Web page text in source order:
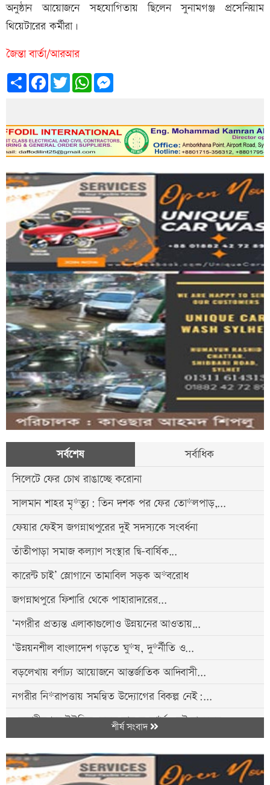
অনুষ্ঠান আয়োজনে সহযোগিতায় ছিলেন সুনামগঞ্জ প্রসেনিয়াম
থিয়েটারের কর্মীরা।
জৈন্তা বার্তা/আরআর
Share FacebookTwitterWhatsApp
সর্বশেষ
সর্বাধিক
সিলেটে ফের চোখ রাঙাচ্ছে করোনা
সালমান শাহর মৃ*ত্যু: তিন দশক পর ফের তো*লপাড়,...
ফেয়ার ফেইস জগন্নাথপুরের দুই সদস্যকে সংবর্ধনা
তাঁতীপাড়া সমাজ কল্যাণ সংস্থার দ্বি-বার্ষিক...
কারেন্ট চাই’ স্লোগানে তামাবিল সড়ক অ*বরোধ
জগন্নাথপুরে ফিশারি থেকে পাহারাদারের...
‘নগরীর প্রত্যন্ত এলাকাগুলোও উন্নয়নের আওতায়...
‘উন্নয়নশীল বাংলাদেশ গড়তে ঘু*ষ, দু*র্নীতি ও...
বড়লেখায় বর্ণাঢ্য আয়োজনে আন্তর্জাতিক আদিবাসী...
নগরীর নি*রাপত্তায় সমন্বিত উদ্যোগের বিকল্প নেই:...
ওসমানীনগরে ইউনিক-বেঙ্গল বাস সংঘ*র্ষ: দুই চালকের...
বিশ্বনাথে দশপাইকা আলিম মাদ্রাসার সহকারী...
শীর্ষ সংবাদ